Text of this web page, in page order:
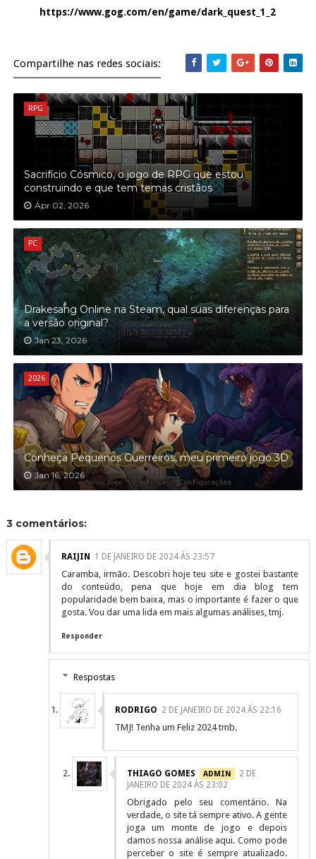
https://www.gog.com/en/game/dark_quest_1_2
Compartilhe nas redes sociais:
RPG
Sacrifício Cósmico, o jogo de RPG que estou
construindo e que tem temas cristãos
Apr 02, 2026
PC
Drakesang Online na Steam, qual suas diferenças para
a versão original?
Jan 23, 2026
2026
Conheça Pequenos Guerreiros, meu primeiro jogo 3D
Jan 16, 2026
3 comentários:
RAIJIN 1 DE JANEIRO DE 2024 ÀS 23:57
Caramba, irmão. Descobri hoje teu site e gostei bastante
do conteúdo, pena que hoje em dia blog tem
popularidade bem baixa, mas o importante é fazer o que
gosta. Vou dar uma lida em mais algumas análises, tmj.
Responder
Respostas
RODRIGO 2 DE JANEIRO DE 2024 ÀS 22:16
TMJ! Tenha um Feliz 2024 tmb.
THIAGO GOMES
2 DE
JANEIRO DE 2024 ÀS 23:02
Obrigado pelo seu comentário. Na
verdade, o site tá sempre ativo. A gente
joga um monte de jogo e depois
damos nossa análise aqui. Como pode
perceber o site é sempre atualizado.